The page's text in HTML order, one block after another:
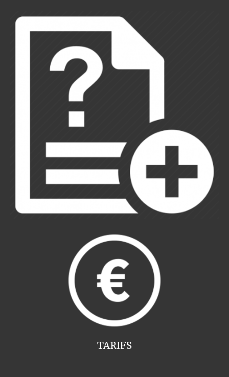
TARIFS